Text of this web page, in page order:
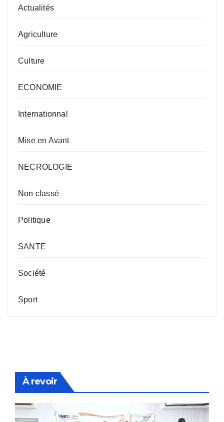
Actualités
Agriculture
Culture
ECONOMIE
Internationnal
Mise en Avant
NECROLOGIE
Non classé
Politique
SANTE
Société
Sport
À revoir